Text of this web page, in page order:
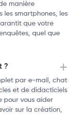
manière
les smartphones, les
que votre
quel que
?
par e-mail, chat
et de didacticiels
pour vous aider
sur la création,